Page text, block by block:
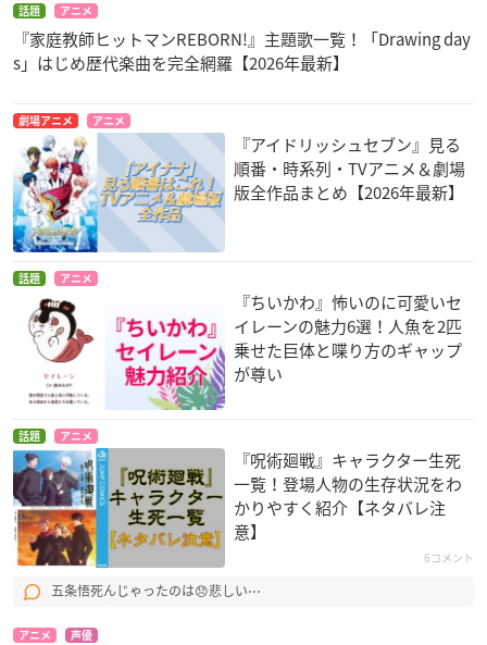
話題 アニメ
『家庭教師ヒットマンREBORN!』主題歌一覧！「Drawing day
s」はじめ歴代楽曲を完全網羅【2026年最新】
劇場アニメ アニメ
『アイドリッシュセブン』見る
順番・時系列・TVアニメ＆劇場
版全作品まとめ【2026年最新】
話題 アニメ
『ちいかわ』怖いのに可愛いセ
イレーンの魅力6選！人魚を2匹
乗せた巨体と喋り方のギャップ
が尊い
話題 アニメ
『呪術廻戦』キャラクター生死
一覧！登場人物の生存状況をわ
かりやすく紹介【ネタバレ注
意】
6コメント
五条悟死んじゃったのは😞悲しい⋯
アニメ 声優